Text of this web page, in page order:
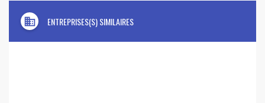
domain ENTREPRISES(S) SIMILAIRES